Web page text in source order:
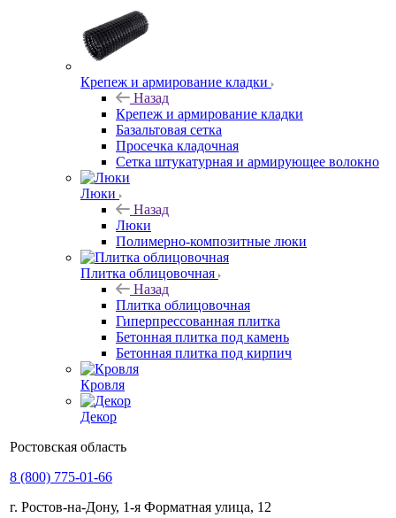
Крепеж и армирование кладки
Назад
Крепеж и армирование кладки
Базальтовая сетка
Просечка кладочная
Сетка штукатурная и армирующее волокно
Люки
Назад
Люки
Полимерно-композитные люки
Плитка облицовочная
Назад
Плитка облицовочная
Гиперпрессованная плитка
Бетонная плитка под камень
Бетонная плитка под кирпич
Кровля
Декор
Ростовская область
8 (800) 775-01-66
г. Ростов-на-Дону, 1-я Форматная улица, 12